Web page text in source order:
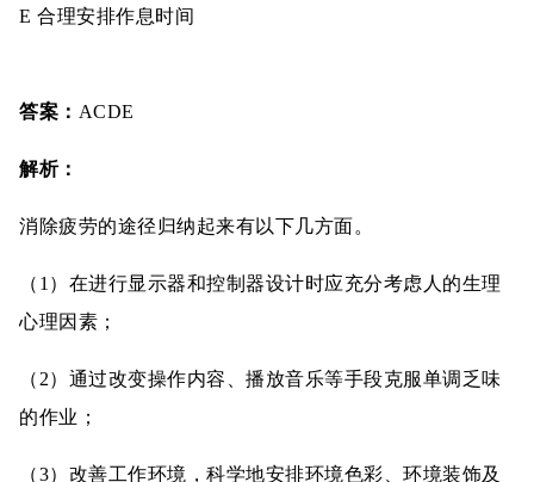
E 合理安排作息时间
答案： ACDE
解析：
消除疲劳的途径归纳起来有以下几方面。
（1）在进行显示器和控制器设计时应充分考虑人的生理
心理因素；
（2）通过改变操作内容、播放音乐等手段克服单调乏味
的作业；
（3）改善工作环境，科学地安排环境色彩、环境装饰及